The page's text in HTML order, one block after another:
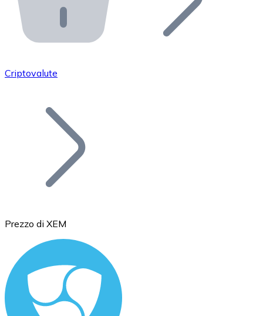
API Bitnovo
Integra la nostra API nel tuo ecosistema.
Unisciti alla nostra rete di rivenditori e
Aggiungi il token del tuo progetto al nostro servizio di
BTC
Criptovalute
Prezzo di XEM